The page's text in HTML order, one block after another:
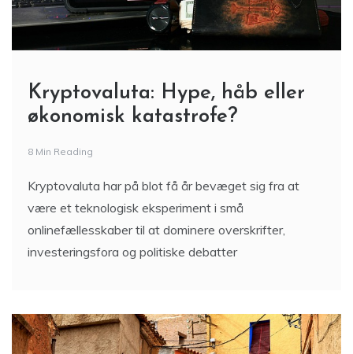
Kryptovaluta: Hype, håb eller
økonomisk katastrofe?
8 Min Reading
Kryptovaluta har på blot få år bevæget sig fra at
være et teknologisk eksperiment i små
onlinefællesskaber til at dominere overskrifter,
investeringsfora og politiske debatter